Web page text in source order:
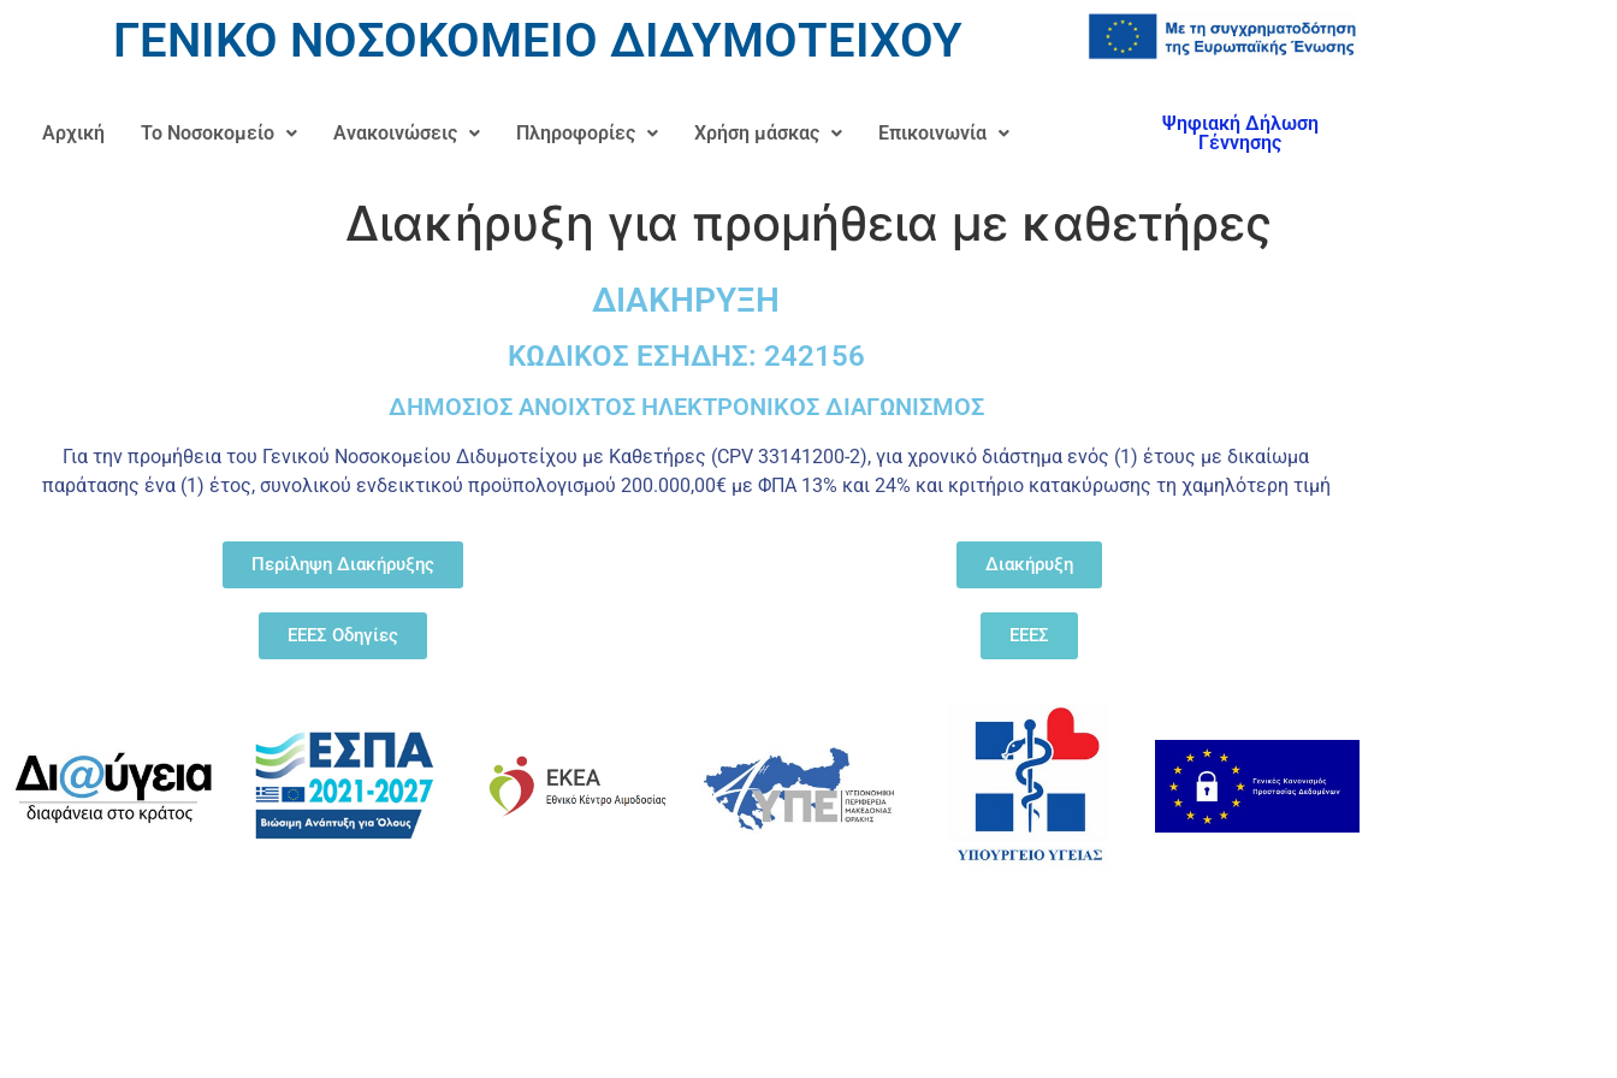
ΓΕΝΙΚΟ ΝΟΣΟΚΟΜΕΙΟ ΔΙΔΥΜΟΤΕΙΧΟΥ
Αρχική Το Νοσοκομείο Ανακοινώσεις Πληροφορίες Χρήση μάσκας Επικοινωνία
Ψηφιακή Δήλωση
Γέννησης
Διακήρυξη για προμήθεια με καθετήρες
ΔΙΑΚΗΡΥΞΗ
ΚΩΔΙΚΟΣ ΕΣΗΔΗΣ: 242156
ΔΗΜΟΣΙΟΣ ΑΝΟΙΧΤΟΣ ΗΛΕΚΤΡΟΝΙΚΟΣ ΔΙΑΓΩΝΙΣΜΟΣ
Για την προμήθεια του Γενικού Νοσοκομείου Διδυμοτείχου με Καθετήρες (CPV 33141200-2), για χρονικό διάστημα ενός (1) έτους με δικαίωμα
παράτασης ένα (1) έτος, συνολικού ενδεικτικού προϋπολογισμού 200.000,00€ με ΦΠΑ 13% και 24% και κριτήριο κατακύρωσης τη χαμηλότερη τιμή
Περίληψη Διακήρυξης Διακήρυξη
ΕΕΕΣ Οδηγίες ΕΕΕΣ